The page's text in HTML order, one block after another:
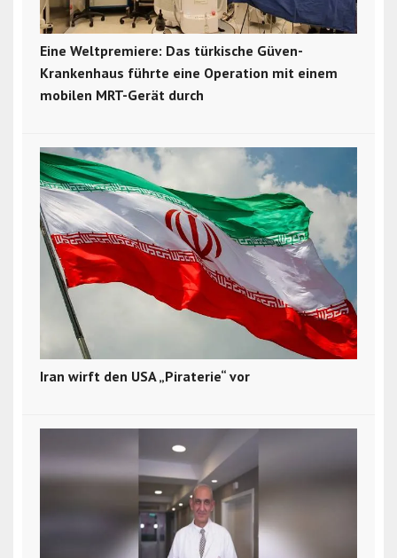
Eine Weltpremiere: Das türkische Güven-
Krankenhaus führte eine Operation mit einem
mobilen MRT-Gerät durch
Iran wirft den USA „Piraterie“ vor